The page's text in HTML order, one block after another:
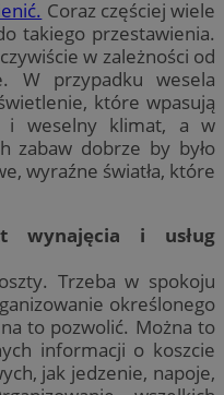
Coraz częściej wiele
takiego przestawienia.
w zależności od
W przypadku wesela
które wpasują
i weselny klimat, a w
zabaw dobrze by było
wyraźne światła, które
wynajęcia i usług
Trzeba w spokoju
określonego
to pozwolić. Można to
informacji o koszcie
jak jedzenie, napoje,